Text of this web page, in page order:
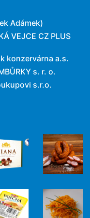
Adámek)
VEJCE CZ PLUS
konzervárna a.s.
s. r. o.
s.r.o.